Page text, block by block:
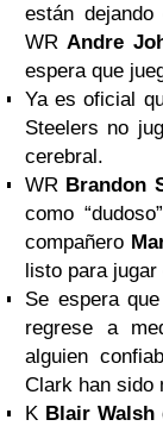
están
WR Andre
espera que
Ya es oficial
Steelers no
cerebral.
WR Brandon
como
compañero
listo para jugar
Se espera
regrese a
alguien
Clark han sido
K Blair Walsh